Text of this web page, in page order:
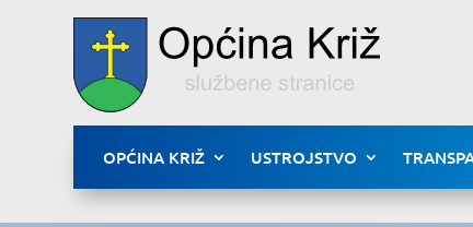
OPĆINA KRIŽ USTROJSTVO